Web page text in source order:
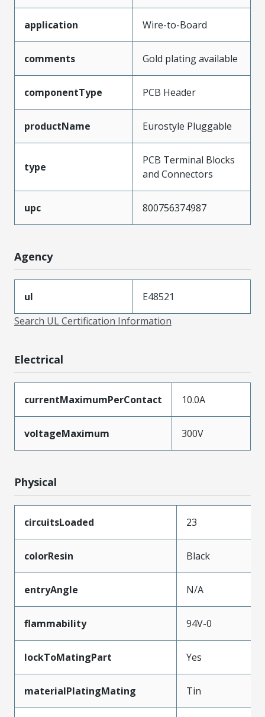
application Wire-to-Board
comments Gold plating available
componentType PCB Header
productName Eurostyle Pluggable
type
PCB Terminal Blocks
and Connectors
upc 800756374987
Agency
ul
E48521
Search UL Certification Information
Electrical
currentMaximumPerContact 10.0A
voltageMaximum 300V
Physical
circuitsLoaded 23
colorResin Black
entryAngle N/A
flammability 94V-0
lockToMatingPart Yes
materialPlatingMating Tin